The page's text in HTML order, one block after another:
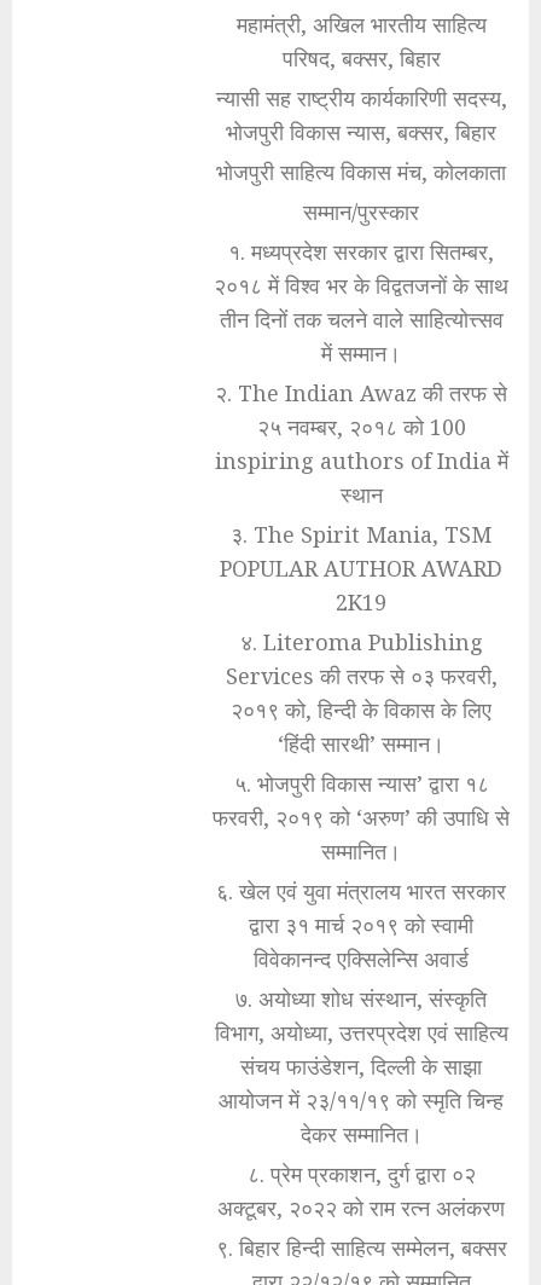
महामंत्री, अखिल भारतीय साहित्य
परिषद, बक्सर, बिहार
न्यासी सह राष्ट्रीय कार्यकारिणी सदस्य,
भोजपुरी विकास न्यास, बक्सर, बिहार
भोजपुरी साहित्य विकास मंच, कोलकाता
सम्मान/पुरस्कार
१. मध्यप्रदेश सरकार द्वारा सितम्बर,
२०१८ में विश्व भर के विद्वतजनों के साथ
तीन दिनों तक चलने वाले साहित्योत्त्सव
में सम्मान।
२. The Indian Awaz की तरफ से
२५ नवम्बर, २०१८ को 100
inspiring authors of India में
स्थान
३. The Spirit Mania, TSM
POPULAR AUTHOR AWARD
2K19
४. Literoma Publishing
Services की तरफ से ०३ फरवरी,
२०१९ को, हिन्दी के विकास के लिए
‘हिंदी सारथी’ सम्मान।
५. भोजपुरी विकास न्यास’ द्वारा १८
फरवरी, २०१९ को ‘अरुण’ की उपाधि से
सम्मानित।
६. खेल एवं युवा मंत्रालय भारत सरकार
द्वारा ३१ मार्च २०१९ को स्वामी
विवेकानन्द एक्सिलेन्सि अवार्ड
७. अयोध्या शोध संस्थान, संस्कृति
विभाग, अयोध्या, उत्तरप्रदेश एवं साहित्य
संचय फाउंडेशन, दिल्ली के साझा
आयोजन में २३/११/१९ को स्मृति चिन्ह
देकर सम्मानित।
८. प्रेम प्रकाशन, दुर्ग द्वारा ०२
अक्टूबर, २०२२ को राम रत्न अलंकरण
९. बिहार हिन्दी साहित्य सम्मेलन, बक्सर